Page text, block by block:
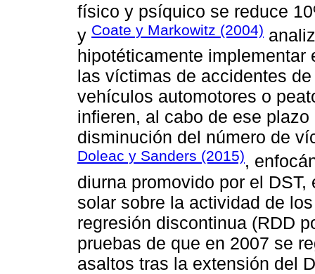
físico y psíquico se reduce
y Coate y Markowitz (2004)
hipotéticamente implementar
las víctimas de accidentes
vehículos automotores o
infieren, al cabo de ese
disminución del número de
Doleac y Sanders (2015),
diurna promovido por el
solar sobre la actividad de
regresión discontinua (RDD
pruebas de que en 2007 se
asaltos tras la extensión del